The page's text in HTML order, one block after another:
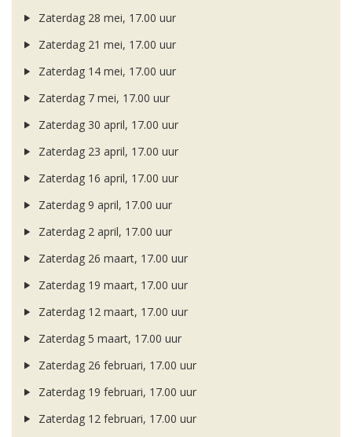
Zaterdag 28 mei, 17.00 uur
Zaterdag 21 mei, 17.00 uur
Zaterdag 14 mei, 17.00 uur
Zaterdag 7 mei, 17.00 uur
Zaterdag 30 april, 17.00 uur
Zaterdag 23 april, 17.00 uur
Zaterdag 16 april, 17.00 uur
Zaterdag 9 april, 17.00 uur
Zaterdag 2 april, 17.00 uur
Zaterdag 26 maart, 17.00 uur
Zaterdag 19 maart, 17.00 uur
Zaterdag 12 maart, 17.00 uur
Zaterdag 5 maart, 17.00 uur
Zaterdag 26 februari, 17.00 uur
Zaterdag 19 februari, 17.00 uur
Zaterdag 12 februari, 17.00 uur